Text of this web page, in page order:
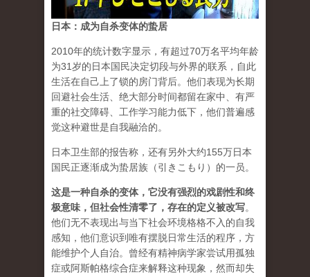
日本：成为自杀变体的蛰居
2010年的统计数字显示，有超过70万名平均年龄
为31岁的日本国民决定切段与外界的联系，自此
生活在自己上了锁的房门背后。他们表现为长期
回避社会生活、绝大部分时间都留在家中、有严
重的社交障碍、工作学习能力低下，他们普遍感
觉这种避世是自我融洽的。
日本卫生部的报告称，还有另外大约155万日本
国民正逐渐成为蛰居族（引きこもり）的一员。
这是一种自杀的变体，它没有强烈的戏剧性和终
极意味，但社会性清零了，存在的定义被改写。
他们无不表现出与当下社会环境格格不入的自我
感知，他们意识到唯有摆脱日常生活的程序，方
能维护个人自治。曾经有精神病学家尝试用孤独
症或阿斯帕格综合症来解释这种现象，然而却失